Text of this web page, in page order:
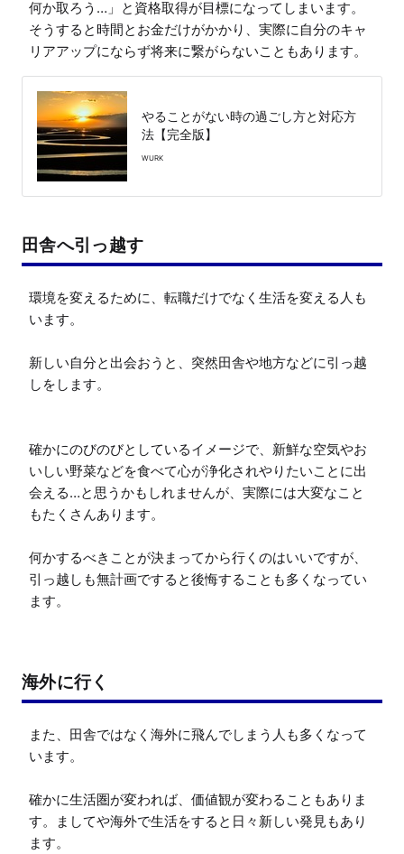
何か取ろう…」と資格取得が目標になってしまいます。
そうすると時間とお金だけがかかり、実際に自分のキャ
リアアップにならず将来に繋がらないこともあります。
やることがない時の過ごし方と対応方
法【完全版】
WURK
田舎へ引っ越す
環境を変えるために、転職だけでなく生活を変える人も
います。
新しい自分と出会おうと、突然田舎や地方などに引っ越
しをします。
確かにのびのびとしているイメージで、新鮮な空気やお
いしい野菜などを食べて心が浄化されやりたいことに出
会える…と思うかもしれませんが、実際には大変なこと
もたくさんあります。
何かするべきことが決まってから行くのはいいですが、
引っ越しも無計画ですると後悔することも多くなってい
ます。
海外に行く
また、田舎ではなく海外に飛んでしまう人も多くなって
います。
確かに生活圏が変われば、価値観が変わることもありま
す。ましてや海外で生活をすると日々新しい発見もあり
ます。